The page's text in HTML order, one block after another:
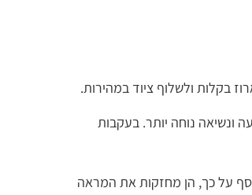
בקלות ולשלוף ציוד במהירות.
ונשיאה נוחה יותר. בעקבות
על כך, הן מחזקות את המראה